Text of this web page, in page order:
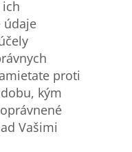
údaje
proti
kým
Vašimi